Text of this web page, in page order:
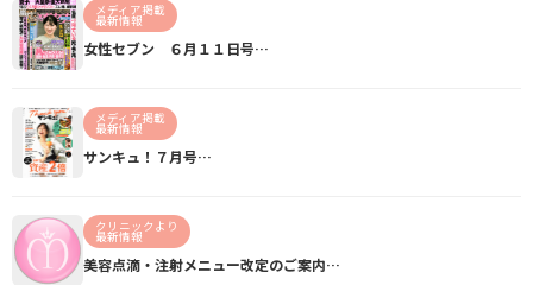
メディア掲載
最新情報
女性セブン ６月１１日号…
メディア掲載
最新情報
サンキュ！７月号…
クリニックより
最新情報
美容点滴・注射メニュー改定のご案内…